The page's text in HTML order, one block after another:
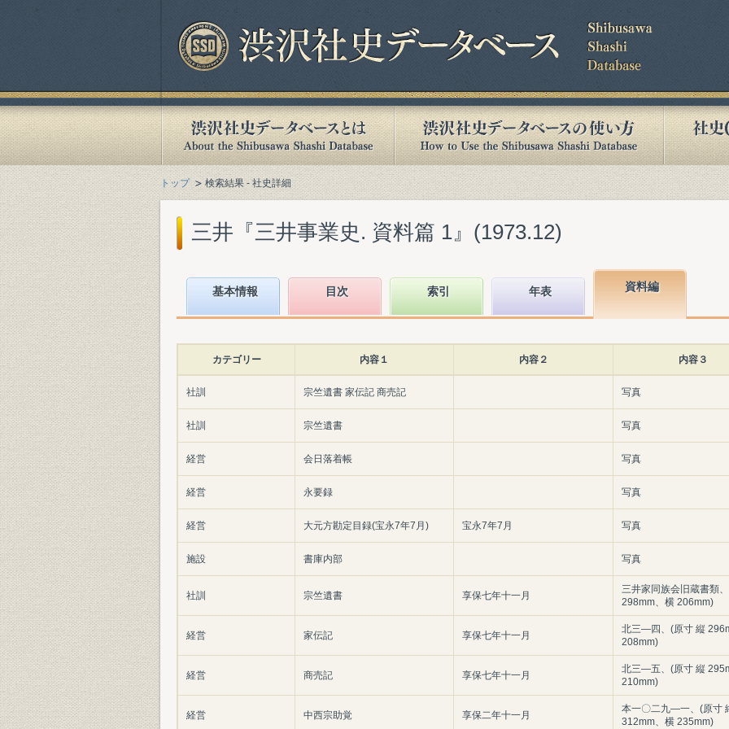
トップ 検索結果 - 社史詳細
三井『三井事業史. 資料篇 1』(1973.12)
基本情報 目次 索引 年表 資料編
カテゴリー 内容１ 内容２ 内容３
社訓 宗竺遺書 家伝記 商売記 写真
社訓 宗竺遺書 写真
経営 会日落着帳 写真
経営 永要録 写真
経営 大元方勘定目録(宝永7年7月) 宝永7年7月 写真
施設 書庫内部 写真
社訓 宗竺遺書 享保七年十一月
三井家同族会旧蔵書類
298mm、横 206mm)
経営 家伝記 享保七年十一月
北三―四、(原寸 縦
208mm)
経営 商売記 享保七年十一月
北三―五、(原寸 縦
210mm)
経営 中西宗助覚 享保二年十一月
本一〇二九―一、(原寸
312mm、横 235mm)